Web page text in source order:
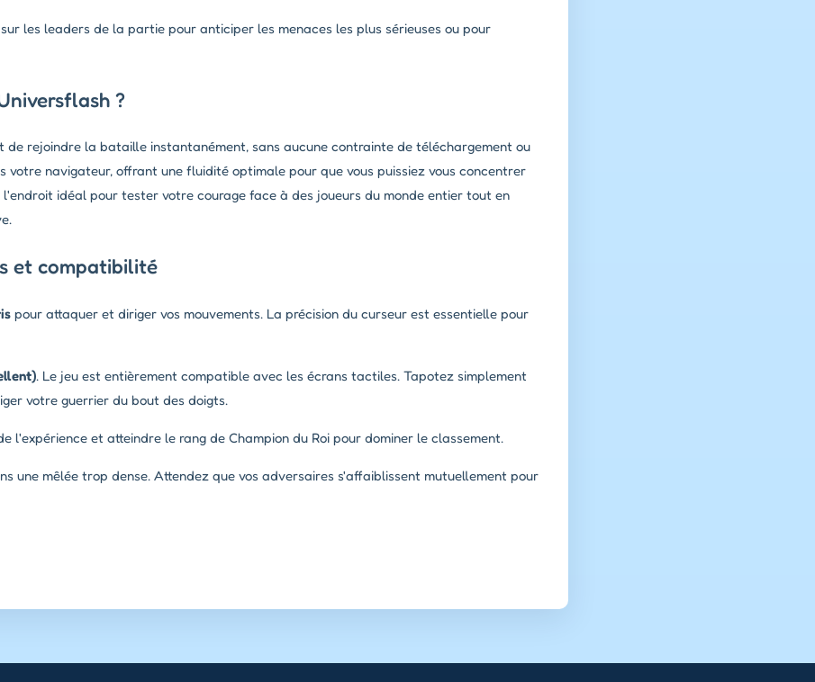
les leaders de la partie pour anticiper les menaces les plus sérieuses ou pour
?
de rejoindre la bataille instantanément, sans aucune contrainte de téléchargement ou
votre navigateur, offrant une fluidité optimale pour que vous puissiez vous concentrer
idéal pour tester votre courage face à des joueurs du monde entier tout en
et compatibilité
pour attaquer et diriger vos mouvements. La précision du curseur est essentielle pour
. Le jeu est entièrement compatible avec les écrans tactiles. Tapotez simplement
votre guerrier du bout des doigts.
l'expérience et atteindre le rang de Champion du Roi pour dominer le classement.
une mêlée trop dense. Attendez que vos adversaires s'affaiblissent mutuellement pour